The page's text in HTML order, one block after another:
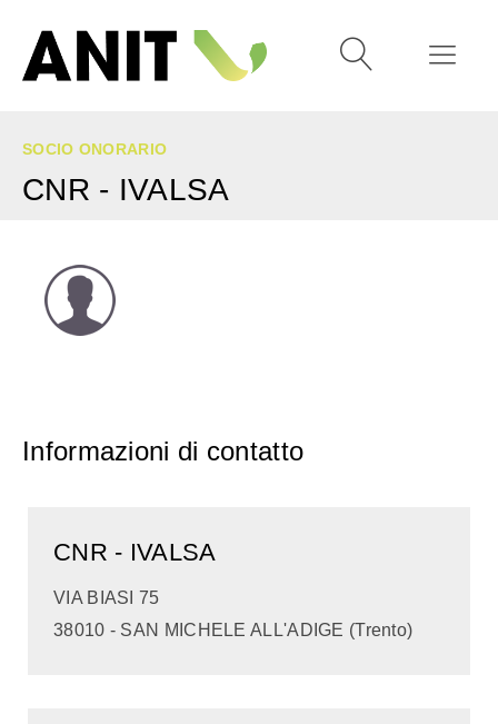
SOCIO ONORARIO
CNR - IVALSA
Informazioni di contatto
CNR - IVALSA
VIA BIASI 75
38010 - SAN MICHELE ALL'ADIGE (Trento)